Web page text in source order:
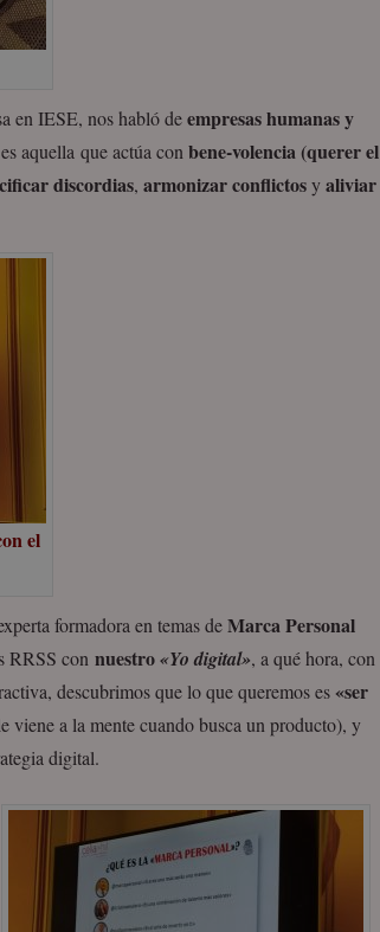
en IESE, nos habló deempresas humanas y
aquella que actúa con bene-volencia (querer el
discordias, armonizar conflictosyaliviar
el
formadora en temas deMarca Personal
RRSS con nuestro«Yo digital», a qué hora, con
descubrimos que lo que queremos es «ser
viene a la mente cuando busca un producto), y
digital.